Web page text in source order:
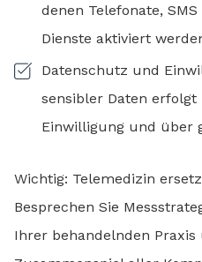
denen Telefonate,
Dienste aktiviert
Datenschutz und
sensibler Daten
Einwilligung und über
Wichtig: Telemedizin
Besprechen Sie
Ihrer behandelnden Praxis